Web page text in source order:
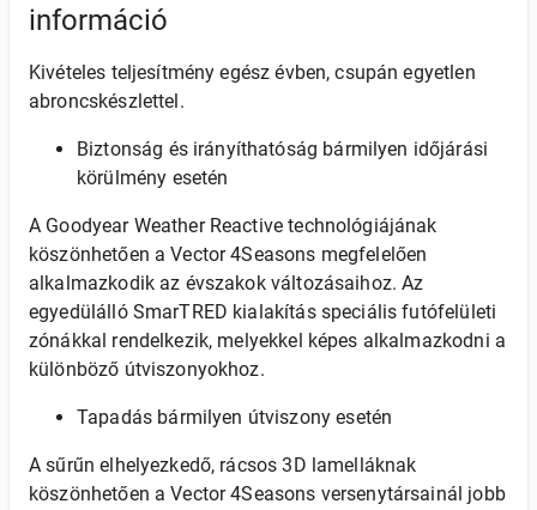
információ
Kivételes teljesítmény egész évben, csupán egyetlen
abroncskészlettel.
Biztonság és irányíthatóság bármilyen időjárási
körülmény esetén
A Goodyear Weather Reactive technológiájának
köszönhetően a Vector 4Seasons megfelelően
alkalmazkodik az évszakok változásaihoz. Az
egyedülálló SmarTRED kialakítás speciális futófelületi
zónákkal rendelkezik, melyekkel képes alkalmazkodni a
különböző útviszonyokhoz.
Tapadás bármilyen útviszony esetén
A sűrűn elhelyezkedő, rácsos 3D lamelláknak
köszönhetően a Vector 4Seasons versenytársainál jobb